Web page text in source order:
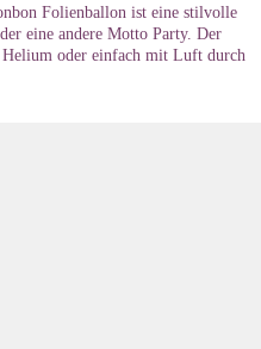
Folienballon ist eine stilvolle
eine andere Motto Party. Der
oder einfach mit Luft durch